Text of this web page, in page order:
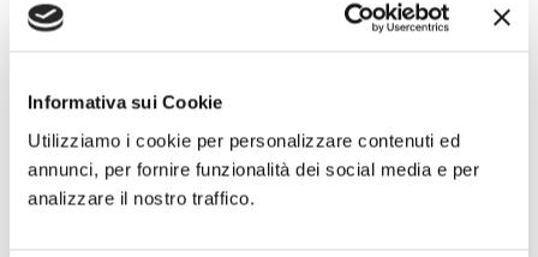
Informativa sui Cookie
Utilizziamo i cookie per personalizzare contenuti ed
annunci, per fornire funzionalità dei social media e per
analizzare il nostro traffico.
Fiera Commerciale WHX Dubai 2026
– STEP I
CORSO DI FORMAZIONE: SCUOLA SIC-ISHAWS
– STEP II